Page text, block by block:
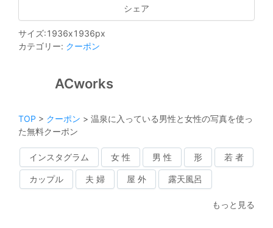
シェア
サイズ:1936x1936px
カテゴリー: クーポン
ACworks
TOP > クーポン > 温泉に入っている男性と女性の写真を使っ
た無料クーポン
インスタグラム 女 性 男 性 形 若 者
カップル 夫 婦 屋 外 露天風呂
もっと見る